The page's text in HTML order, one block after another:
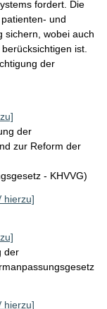
fordert. Die
und
sichern, wobei auch
ist.
der
der
zur Reform der
- KHVVG)
hierzu]
der
hierzu]